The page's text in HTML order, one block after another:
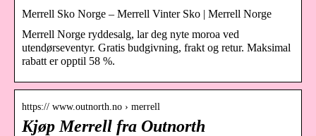
Merrell Sko Norge – Merrell Vinter Sko | Merrell Norge
Merrell Norge ryddesalg, lar deg nyte moroa ved
utendørseventyr. Gratis budgivning, frakt og retur. Maksimal
rabatt er opptil 58 %.
https:// www.outnorth.no › merrell
Kjøp Merrell fra Outnorth